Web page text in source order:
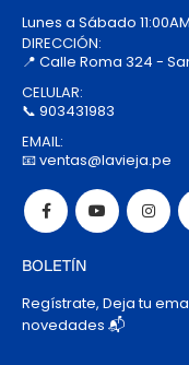
Lunes a Sábado
DIRECCIÓN:
📍 Calle Roma 324 -
CELULAR:
📞 903431983
EMAIL:
📧 ventas@lavieja.pe
BOLETÍN
Regístrate, Deja tu
novedades 📬